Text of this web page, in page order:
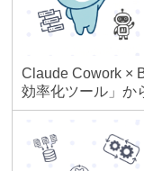
Claude Cowork ×
効率化ツール」か